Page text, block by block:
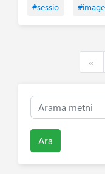
#sessio
#image
«First
Ara